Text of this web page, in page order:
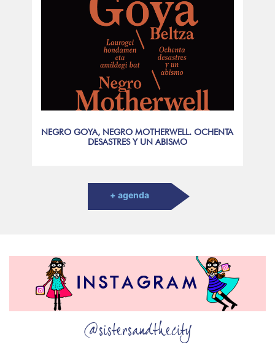
NEGRO GOYA, NEGRO MOTHERWELL. OCHENTA
DESASTRES Y UN ABISMO
+ agenda
@sistersandthecity